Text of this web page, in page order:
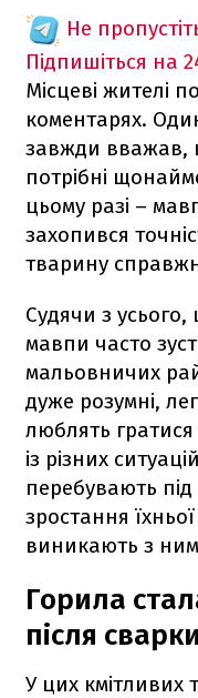
Не
Підпишіться на
Місцеві жителі
коментарях.
завжди вважав,
потрібні
цьому разі –
захопився
тварину
Судячи з усього,
мавпи часто
мальовничих
дуже розумні,
люблять
із різних
перебувають
зростання їхньої
виникають з
Горила
після сварки
У цих кмітливих